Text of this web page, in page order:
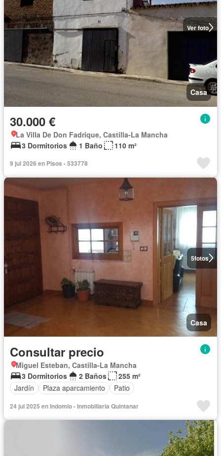
Ver foto
Casa
30.000 €
La Villa De Don Fadrique, Castilla-La Mancha
3 Dormitorios
1 Baño 110 m²
9 jul 2026 en Pisos - 533778
5fotos
Casa
Consultar precio
Miguel Esteban, Castilla-La Mancha
3 Dormitorios
2 Baños
255 m²
Jardín
Plaza aparcamiento Patio
24 jul 2025 en Indomio - Inmobiliaria Quintanar